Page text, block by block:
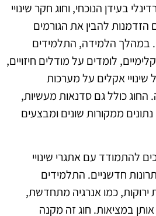
בעידן הנוכחי, וחוג חקר שינויי
להבין את הגורמים
במהלך הלמידה, התלמידים
לומדים על מודלים חיזויים,
אקלים על מערכות
החוג כולל גם סדנאות מעשיות,
ממקורות שונים ומבצעים
להתמודד עם אתגרי שינויי
חדשניים. התלמידים
ירוקות, כמו אנרגיה מתחדשת,
אותן במציאות. חוג זה מקנה